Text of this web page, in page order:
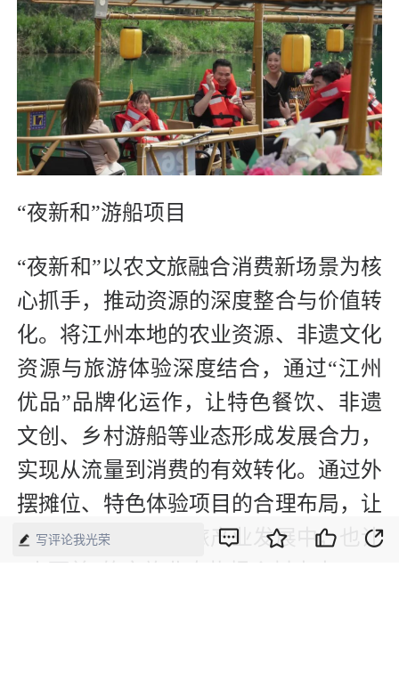
“夜新和”游船项目
“夜新和”以农文旅融合消费新场景为核
心抓手，推动资源的深度整合与价值转
化。将江州本地的农业资源、非遗文化
资源与旅游体验深度结合，通过“江州
优品”品牌化运作，让特色餐饮、非遗
文创、乡村游船等业态形成发展合力，
实现从流量到消费的有效转化。通过外
摆摊位、特色体验项目的合理布局，让
更多村民参与到文旅产业发展中，也让
写评论我光荣